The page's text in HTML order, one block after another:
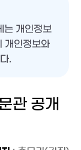
는 개인정보
개인정보와
.
관 공개